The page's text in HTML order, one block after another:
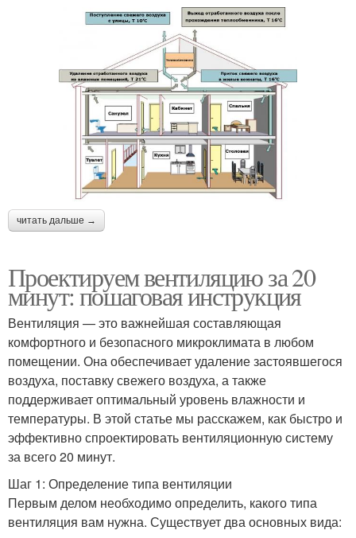
читать дальше →
Проектируем вентиляцию за 20
минут: пошаговая инструкция
Вентиляция — это важнейшая составляющая
комфортного и безопасного микроклимата в любом
помещении. Она обеспечивает удаление застоявшегося
воздуха, поставку свежего воздуха, а также
поддерживает оптимальный уровень влажности и
температуры. В этой статье мы расскажем, как быстро и
эффективно спроектировать вентиляционную систему
за всего 20 минут.
Шаг 1: Определение типа вентиляции
Первым делом необходимо определить, какого типа
вентиляция вам нужна. Существует два основных вида: